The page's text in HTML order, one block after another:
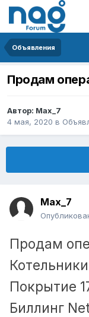
Объявления
Продам
Автор: Max_7
4 мая, 2020 в
Max_7
Продам
Покрытие
Биллинг